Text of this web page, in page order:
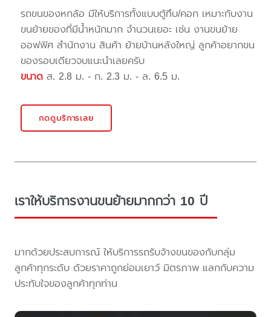
รถขนของหกล้อ มีให้บริการทั้งแบบตู้ทึบ/คอก เหมาะกับงาน
ขนย้ายของที่มีน้ำหนักมาก จำนวนเยอะ เช่น งานขนย้าย
ออฟฟิศ สำนักงาน สินค้า ย้ายบ้านหลังใหญ่ ลูกค้าอยากขน
ของรอบเดียวจบแนะนำเลยครับ
ขนาด ส. 2.8 ม. - ก. 2.3 ม. - ล. 6.5 ม.
กดดูบริการเลย
เราให้บริการงานขนย้ายมากกว่า 10 ปี
มากด้วยประสบการณ์ ให้บริการรถรับจ้างขนของกับกลุ่ม
ลูกค้าทุกระดับ ด้วยราคาถูกย่อมเยาว์ มิตรภาพ แลกกับความ
ประทับใจของลูกค้าทุกท่าน